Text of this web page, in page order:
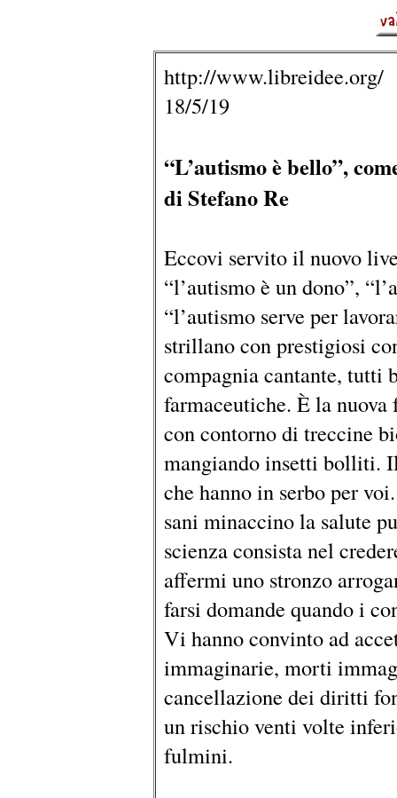
http://www.libreidee.org/
18/5/19
“L’autismo è bello”,
di Stefano Re
Eccovi servito il nuovo
“l’autismo è un dono”,
“l’autismo serve per
strillano con prestigiosi
compagnia cantante, tutti
farmaceutiche. È la
con contorno di treccine
mangiando insetti bolliti.
che hanno in serbo per
sani minaccino la salute
scienza consista nel
affermi uno stronzo
farsi domande quando i
Vi hanno convinto ad
immaginarie, morti
cancellazione dei diritti
un rischio venti volte
fulmini.